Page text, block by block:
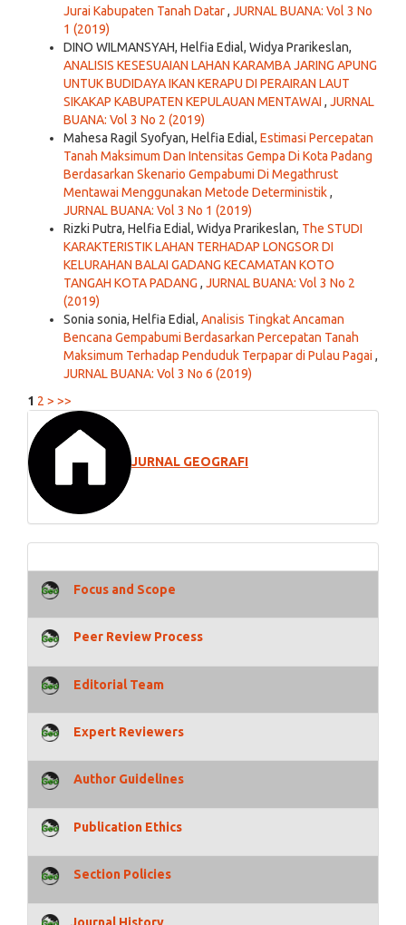
Jurai Kabupaten Tanah Datar, JURNAL BUANA: Vol 3 No
1 (2019)
DINO WILMANSYAH, Helfia Edial, Widya Prarikeslan,
ANALISIS KESESUAIAN LAHAN KARAMBA JARING APUNG
UNTUK BUDIDAYA IKAN KERAPU DI PERAIRAN LAUT
SIKAKAP KABUPATEN KEPULAUAN MENTAWAI , JURNAL
BUANA: Vol 3 No 2 (2019)
Mahesa Ragil Syofyan, Helfia Edial, Estimasi Percepatan
Tanah Maksimum Dan Intensitas Gempa Di Kota Padang
Berdasarkan Skenario Gempabumi Di Megathrust
Mentawai Menggunakan Metode Deterministik,
JURNAL BUANA: Vol 3 No 1 (2019)
Rizki Putra, Helfia Edial, Widya Prarikeslan, The STUDI
KARAKTERISTIK LAHAN TERHADAP LONGSOR DI
KELURAHAN BALAI GADANG KECAMATAN KOTO
TANGAH KOTA PADANG , JURNAL BUANA: Vol 3 No 2
(2019)
Sonia sonia, Helfia Edial, Analisis Tingkat Ancaman
Bencana Gempabumi Berdasarkan Percepatan Tanah
Maksimum Terhadap Penduduk Terpapar di Pulau Pagai ,
JURNAL BUANA: Vol 3 No 6 (2019)
1 2 > >>
JURNAL GEOGRAFI
Focus and Scope
Peer Review Process
Editorial Team
Expert Reviewers
Author Guidelines
Publication Ethics
Section Policies
Journal History